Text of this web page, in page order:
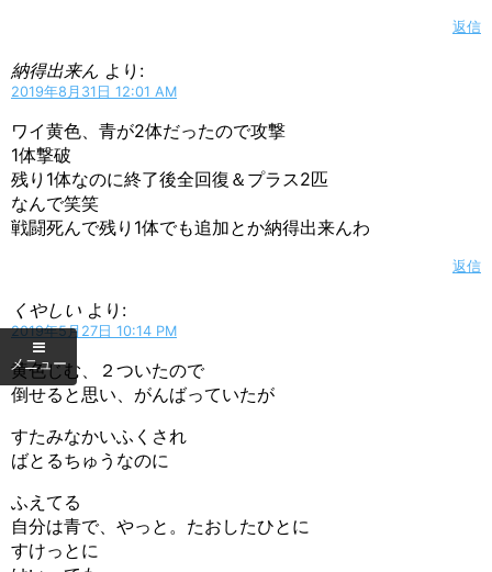
返信
納得出来ん より:
2019年8月31日 12:01 AM
ワイ黄色、青が2体だったので攻撃
1体撃破
残り1体なのに終了後全回復＆プラス2匹
なんで笑笑
戦闘死んで残り1体でも追加とか納得出来んわ
返信
くやしい より:
2019年5月27日 10:14 PM
黄色じむ、２ついたので
倒せると思い、がんばっていたが
すたみなかいふくされ
ばとるちゅうなのに
ふえてる
自分は青で、やっと。たおしたひとに
すけっとに